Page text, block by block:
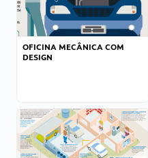
OFICINA MECÂNICA COM
DESIGN